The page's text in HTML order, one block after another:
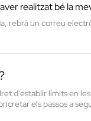
realitzat bé la
rebrà un correu
d'establir límits en
els passos a